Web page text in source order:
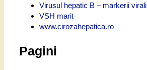
Virusul hepatic B – markerii virali
VSH marit
www.cirozahepatica.ro
Pagini